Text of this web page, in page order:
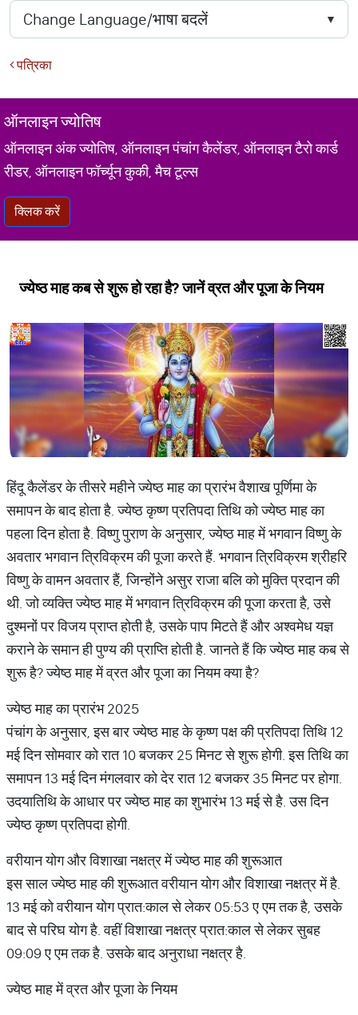
पत्रिका
ऑनलाइन ज्योतिष
ऑनलाइन अंक ज्योतिष, ऑनलाइन पंचांग कैलेंडर, ऑनलाइन टैरो कार्ड
रीडर, ऑनलाइन फॉर्च्यून कुकी, मैच टूल्स
क्लिक करें
ज्येष्ठ माह कब से शुरू हो रहा है? जानें व्रत और पूजा के नियम
हिंदू कैलेंडर के तीसरे महीने ज्येष्ठ माह का प्रारंभ वैशाख पूर्णिमा के
समापन के बाद होता है. ज्येष्ठ कृष्ण प्रतिपदा तिथि को ज्येष्ठ माह का
पहला दिन होता है. विष्णु पुराण के अनुसार, ज्येष्ठ माह में भगवान विष्णु के
अवतार भगवान त्रिविक्रम की पूजा करते हैं. भगवान त्रिविक्रम श्रीहरि
विष्णु के वामन अवतार हैं, जिन्होंने असुर राजा बलि को मुक्ति प्रदान की
थी. जो व्यक्ति ज्येष्ठ माह में भगवान त्रिविक्रम की पूजा करता है, उसे
दुश्मनों पर विजय प्राप्त होती है, उसके पाप मिटते हैं और अश्वमेध यज्ञ
कराने के समान ही पुण्य की प्राप्ति होती है. जानते हैं कि ज्येष्ठ माह कब से
शुरू है? ज्येष्ठ माह में व्रत और पूजा का नियम क्या है?
ज्येष्ठ माह का प्रारंभ 2025
पंचांग के अनुसार, इस बार ज्येष्ठ माह के कृष्ण पक्ष की प्रतिपदा तिथि 12
मई दिन सोमवार को रात 10 बजकर 25 मिनट से शुरू होगी. इस तिथि का
समापन 13 मई दिन मंगलवार को देर रात 12 बजकर 35 मिनट पर होगा.
उदयाति​थि के आधार पर ज्येष्ठ माह का शुभारंभ 13 मई से है. उस दिन
ज्येष्ठ कृष्ण प्रतिपदा होगी.
वरीयान योग और विशाखा नक्षत्र में ज्येष्ठ माह की शुरूआत
इस साल ज्येष्ठ माह की शुरूआत वरीयान योग और विशाखा नक्षत्र में है.
13 मई को वरीयान योग प्रात:काल से लेकर 05:53 ए एम तक है, उसके
बाद से परिघ योग है. वहीं विशाखा नक्षत्र प्रात:काल से लेकर सुबह
09:09 ए एम तक है. उसके बाद अनुराधा नक्षत्र है.
ज्येष्ठ माह में व्रत और पूजा के नियम